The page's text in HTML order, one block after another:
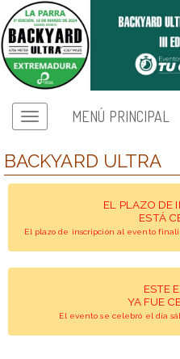
MENÚ PRINCIPAL
BACKYARD ULTRA
EL PLAZO DE
ESTÁ
El plazo de inscripción al evento
ESTE
YA FUE
El evento se celebró el día